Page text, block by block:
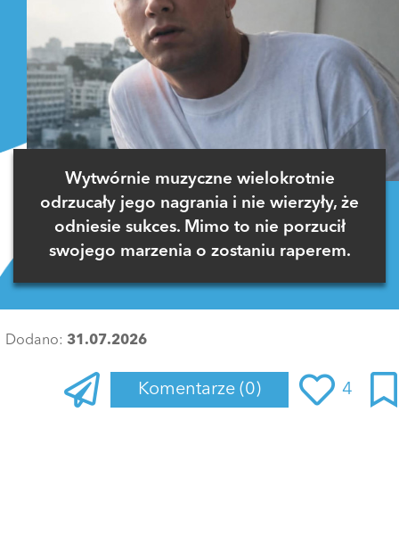
Wytwórnie muzyczne wielokrotnie
odrzucały jego nagrania i nie wierzyły, że
odniesie sukces. Mimo to nie porzucił
swojego marzenia o zostaniu raperem.
Dodano: 31.07.2026
Komentarze (0) 4